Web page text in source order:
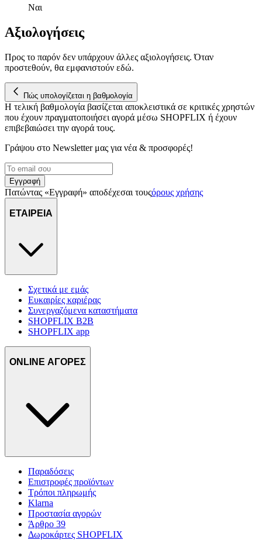
Ναι
Αξιολογήσεις
Προς το παρόν δεν υπάρχουν άλλες αξιολογήσεις. Όταν
προστεθούν, θα εμφανιστούν εδώ.
Πώς υπολογίζεται η βαθμολογία
Η τελική βαθμολογία βασίζεται αποκλειστικά σε κριτικές χρηστών
που έχουν πραγματοποιήσει αγορά μέσω SHOPFLIX ή έχουν
επιβεβαιώσει την αγορά τους.
Γράψου στο Νewsletter μας για νέα & προσφορές!
Εγγραφή
Πατώντας «Εγγραφή» αποδέχεσαι τουςόρους χρήσης
ΕΤΑΙΡΕΙΑ
Σχετικά με εμάς
Ευκαιρίες καριέρας
Συνεργαζόμενα καταστήματα
SHOPFLIX B2B
SHOPFLIX app
ONLINE ΑΓΟΡΕΣ
Παραδόσεις
Επιστροφές προϊόντων
Τρόποι πληρωμής
Klarna
Προστασία αγορών
Άρθρο 39
Δωροκάρτες SHOPFLIX